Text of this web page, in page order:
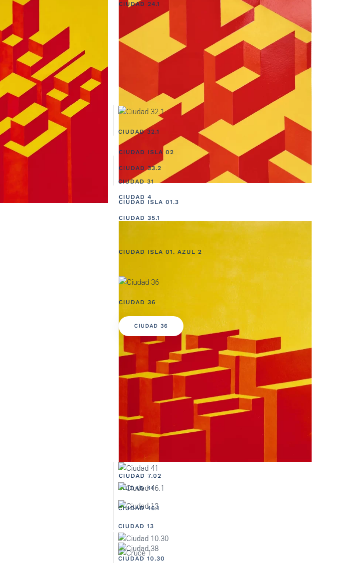
CIUDAD 4
CIUDAD 7.02
CIUDAD 13
CIUDAD 10.30
CIUDAD 24.1
CIUDAD 32.1
CIUDAD 31
CIUDAD 33.2
CIUDAD 35.1
CIUDAD ISLA 02
CIUDAD ISLA 01.3
CIUDAD ISLA 01. AZUL 2
CIUDAD 36
CIUDAD 36
CIUDAD 41
CIUDAD 46.1